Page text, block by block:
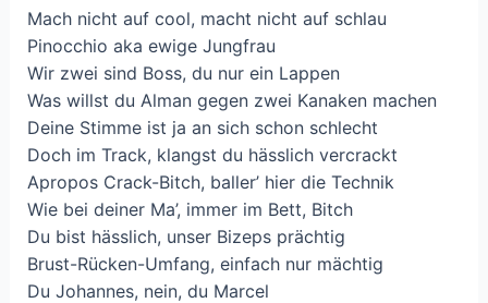
Mach nicht auf cool, macht nicht auf schlau
Pinocchio aka ewige Jungfrau
Wir zwei sind Boss, du nur ein Lappen
Was willst du Alman gegen zwei Kanaken machen
Deine Stimme ist ja an sich schon schlecht
Doch im Track, klangst du hässlich vercrackt
Apropos Crack-Bitch, baller’ hier die Technik
Wie bei deiner Ma’, immer im Bett, Bitch
Du bist hässlich, unser Bizeps prächtig
Brust-Rücken-Umfang, einfach nur mächtig
Du Johannes, nein, du Marcel